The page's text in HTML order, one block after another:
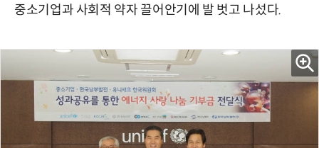
중소기업과 사회적 약자 끌어안기에 발 벗고 나섰다.